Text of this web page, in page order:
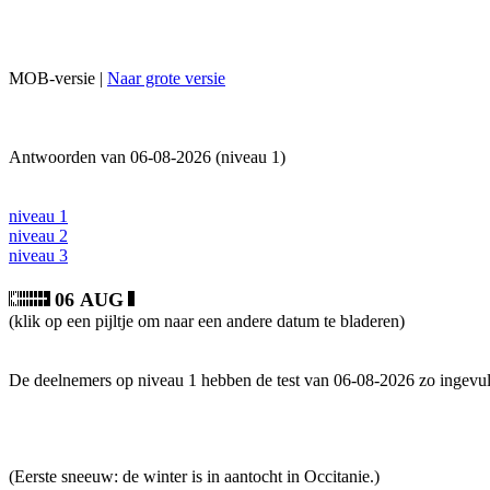
MOB-versie | Naar grote versie
Antwoorden van 06-08-2026 (niveau 1)
niveau 1
niveau 2
niveau 3
06 AUG
(klik op een pijltje om naar een andere datum te bladeren)
De deelnemers op niveau 1 hebben de test van 06-08-2026 zo
(Eerste sneeuw: de winter is in aantocht in Occitanie.)